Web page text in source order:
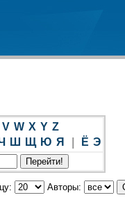
V W X Y Z
Ш Щ Ю Я Ё Э
Авторы: